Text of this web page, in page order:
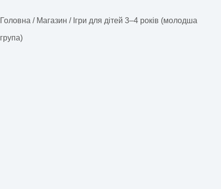
Головна / Магазин / Ігри для дітей 3–4 років (молодша
група)